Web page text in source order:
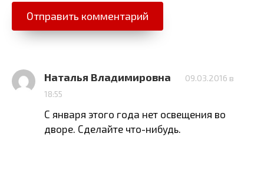
Наталья Владимировна
09.03.2016 в
18:55
С января этого года нет освещения во
дворе. Сделайте что-нибудь.